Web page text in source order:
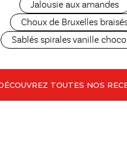
Jalousie aux amandes
Choux de Bruxelles
Sablés spirales vanille
TOUTES NOS